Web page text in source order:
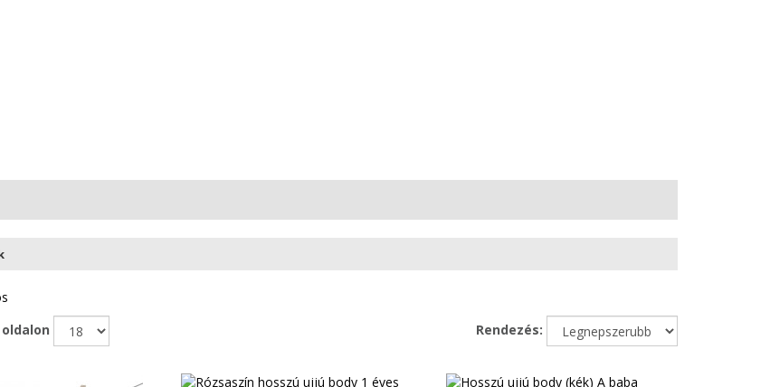
Rendezés: